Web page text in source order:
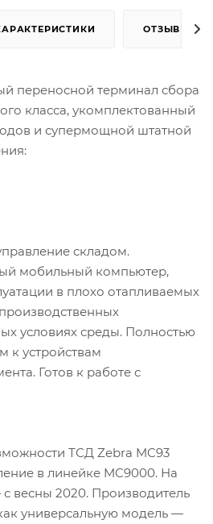
ОТЗЫВЫ
переносной терминал сбора
класса, укомплектованный
и супермощной штатной
складом.
мобильный компьютер,
в плохо отапливаемых
условиях среды. Полностью
к устройствам
Готов к работе с
ТСД Zebra MC93
в линейке MC9000. На
весны 2020. Производитель
универсальную модель —